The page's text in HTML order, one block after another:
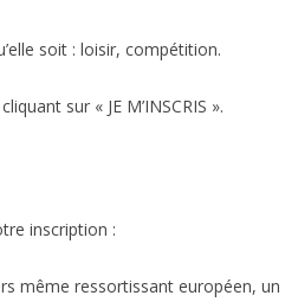
soit : loisir, compétition.
sur « JE M’INSCRIS ».
inscription :
même ressortissant européen, un